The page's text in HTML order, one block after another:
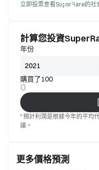
標準
不滿
立即投票查看SuperRare的社
計算您投資
年份
購買了100
0
* 預計利潤是根據今年的平均
議。
更多價格預測